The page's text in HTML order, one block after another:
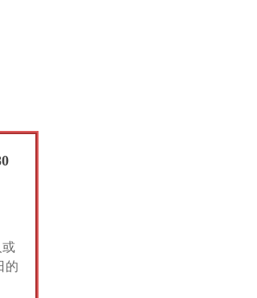
或
的